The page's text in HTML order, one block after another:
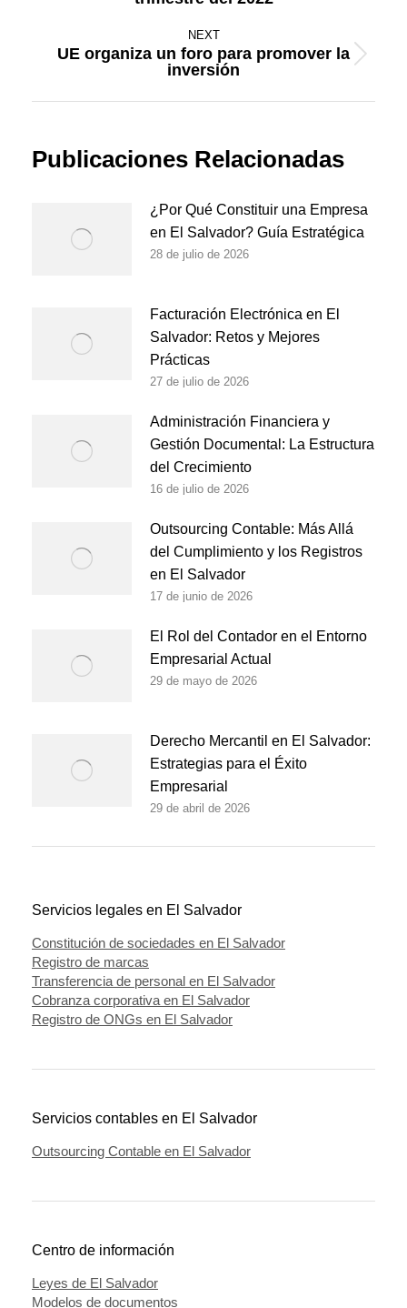
NEXT
Next
UE organiza un foro para promover la
inversión
Publicaciones Relacionadas
¿Por Qué Constituir una Empresa
en El Salvador? Guía Estratégica
28 de julio de 2026
Facturación Electrónica en El
Salvador: Retos y Mejores
Prácticas
27 de julio de 2026
Administración Financiera y
Gestión Documental: La Estructura
del Crecimiento
16 de julio de 2026
Outsourcing Contable: Más Allá
del Cumplimiento y los Registros
en El Salvador
17 de junio de 2026
El Rol del Contador en el Entorno
Empresarial Actual
29 de mayo de 2026
Derecho Mercantil en El Salvador:
Estrategias para el Éxito
Empresarial
29 de abril de 2026
Servicios legales en El Salvador
Constitución de sociedades en El Salvador
Registro de marcas
Transferencia de personal en El Salvador
Cobranza corporativa en El Salvador
Registro de ONGs en El Salvador
Servicios contables en El Salvador
Outsourcing Contable en El Salvador
Centro de información
Leyes de El Salvador
Modelos de documentos